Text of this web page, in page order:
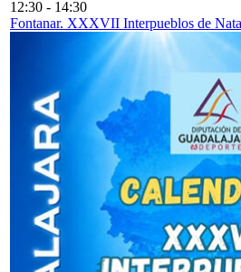
12:30 - 14:30
Fontanar. XXXVII Interpueblos de